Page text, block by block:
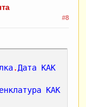
;
#8
.Дата КАК
КАК